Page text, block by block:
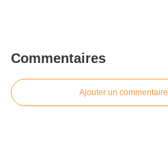
Commentaires
Ajouter un commentaire